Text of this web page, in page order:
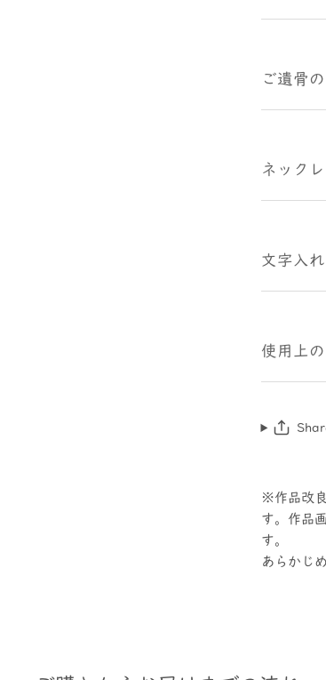
ご遺骨
ネック
文字入
使用上
※作品改
す。作品
す。
あらかじ